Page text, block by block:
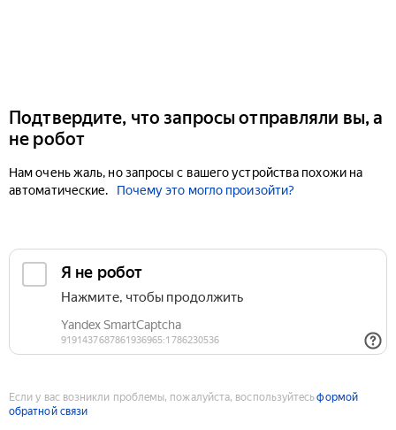
Подтвердите, что запросы отправляли вы, а
не робот
Нам очень жаль, но запросы с вашего устройства похожи на
автоматические.
Почему это могло произойти?
Если у вас возникли проблемы, пожалуйста, воспользуйтесьформой
обратной связи